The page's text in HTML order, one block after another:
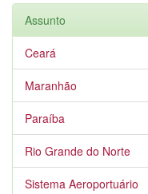
Assunto
Ceará
Maranhão
Paraíba
Rio Grande do Norte
Sistema Aeroportuário